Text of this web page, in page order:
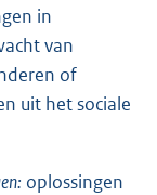
in
van
of
uit het sociale
oplossingen